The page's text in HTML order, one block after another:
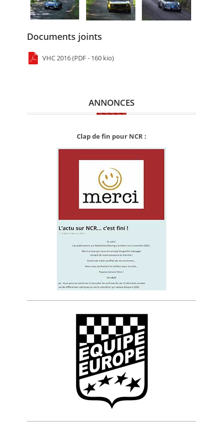
Documents joints
VHC 2016 (PDF - 160 kio)
ANNONCES
Clap de fin pour NCR :